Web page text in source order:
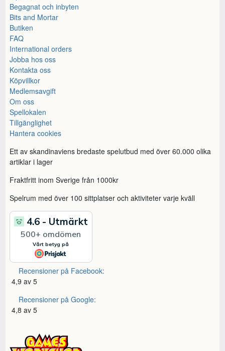
Begagnat och inbyten
Bits and Mortar
Butiken
FAQ
International orders
Jobba hos oss
Kontakta oss
Köpvillkor
Medlemsavgift
Om oss
Spellokalen
Tillgänglighet
Hantera cookies
Ett av skandinaviens bredaste spelutbud med över 60.000 olika
artiklar i lager
Fraktfritt inom Sverige från 1000kr
Spelrum med över 100 sittplatser och aktiviteter varje kväll
Recensioner på Facebook:
4,9 av 5
Recensioner på Google:
4,8 av 5